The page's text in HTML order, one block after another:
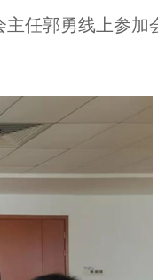
任郭勇线上参加